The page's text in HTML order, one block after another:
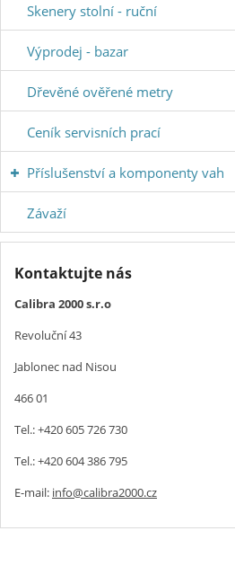
Skenery stolní - ruční
Výprodej - bazar
Dřevěné ověřené metry
Ceník servisních prací
Příslušenství a komponenty vah
Závaží
Kontaktujte nás
Calibra 2000 s.r.o
Revoluční 43
Jablonec nad Nisou
466 01
Tel.: +420 605 726 730
Tel.: +420 604 386 795
E-mail: info@calibra2000.cz